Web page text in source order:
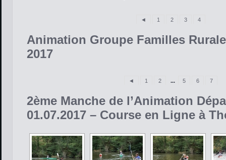
◄ 1 2 3 4
Animation Groupe Familles
2017
◄ 1 2 ... 5 6 7
2ème Manche de l’Animation
01.07.2017 – Course en Ligne à